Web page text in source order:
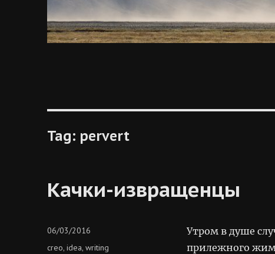
Tag: pervert
Качки-извращенцы
Утром в душе
прилежного
Posted
06/03/2016
Categories
creo,idea,writing